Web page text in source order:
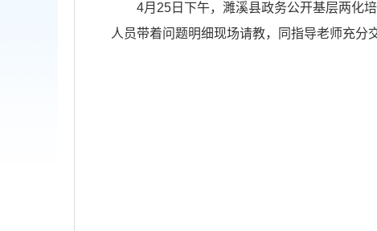
4月25日下午，濉溪县政务公开基层两化
人员带着问题明细现场请教，同指导老师充分